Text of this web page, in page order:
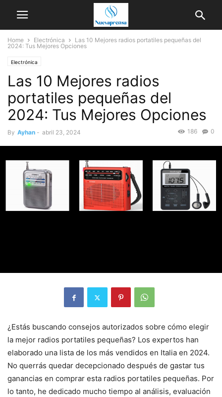
Home Electrónica
Las 10 Mejores radios portatiles pequeñas del
2024: Tus Mejores Opciones
Electrónica
Las 10 Mejores radios
portatiles pequeñas del
2024: Tus Mejores Opciones
By Ayhan - abril 23, 2024 0
186
¿Estás buscando consejos autorizados sobre cómo elegir
la mejor radios portatiles pequeñas? Los expertos han
elaborado una lista de los más vendidos en Italia en 2024.
No querrás quedar decepcionado después de gastar tus
ganancias en comprar esta radios portatiles pequeñas. Por
lo tanto, he dedicado mucho tiempo al análisis, evaluación